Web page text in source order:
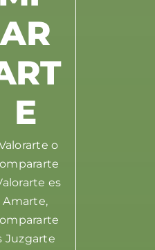
AR
E
o
es
Amarte,
Juzgarte